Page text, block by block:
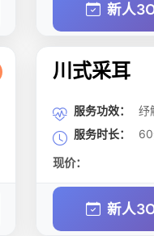
新人
川式采耳
服务功效：
纾
服务时长：
现价：
新人